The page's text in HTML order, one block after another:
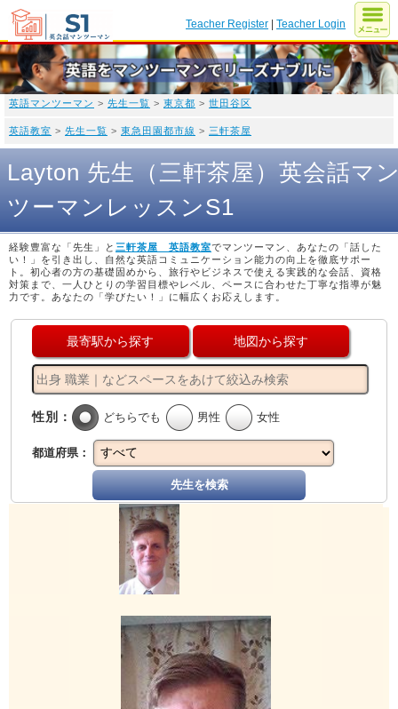
Teacher Register |Teacher Login
英語マンツーマン > 先生一覧 > 東京都 > 世田谷区
英語教室 > 先生一覧 > 東急田園都市線 > 三軒茶屋
Layton 先生（三軒茶屋）英会話マ
ツーマンレッスンS1
経験豊富な「先生」と 三軒茶屋 英語教室でマンツーマン、あなたの「話した
い！」を引き出し、自然な英語コミュニケーション能力の向上を徹底サポー
ト。初心者の方の基礎固めから、旅行やビジネスで使える実践的な会話、資格
対策まで、一人ひとりの学習目標やレベル、ペースに合わせた丁寧な指導が魅
力です。あなたの「学びたい！」に幅広くお応えします。
最寄駅から探す 地図から探す
性別： どちらでも 男性 女性
都道府県：
先生を検索